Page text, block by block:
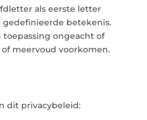
als eerste letter
betekenis.
toepassing ongeacht of
meervoud voorkomen.
dit privacybeleid: